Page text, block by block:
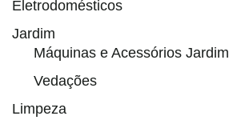
Eletrodomésticos
Jardim
Máquinas e Acessórios Jardim
Vedações
Limpeza